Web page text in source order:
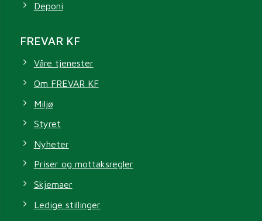
Deponi
FREVAR KF
Våre tjenester
Om FREVAR KF
Miljø
Styret
Nyheter
Priser og mottaksregler
Skjemaer
Ledige stillinger